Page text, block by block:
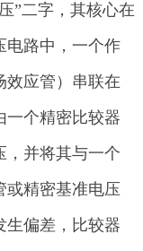
”二字，其核心在
电路中，一个作
效应管）串联在
一个精密比较器
，并将其与一个
或精密基准电压
生偏差，比较器